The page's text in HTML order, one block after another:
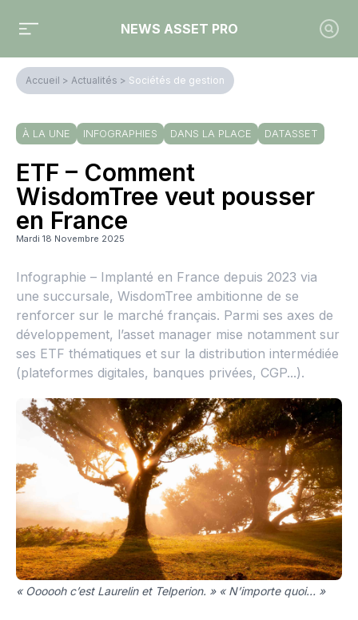
NEWS ASSET PRO
Accueil > Actualités > Sociétés de gestion
À LA UNE INFOGRAPHIES DANS LA PLACE DATASSET
ETF – Comment
WisdomTree veut pousser
en France
Mardi 18 Novembre 2025
Infographie – Implanté en France depuis 2023 via
une succursale, WisdomTree ambitionne de se
renforcer sur le marché français. Parmi ses axes de
développement, l’asset manager mise notamment sur
ses ETF thématiques et sur la distribution intermédiée
(plateformes digitales, banques privées, CGP...).
« Oooooh c’est Laurelin et Telperion. » « N’importe quoi… »